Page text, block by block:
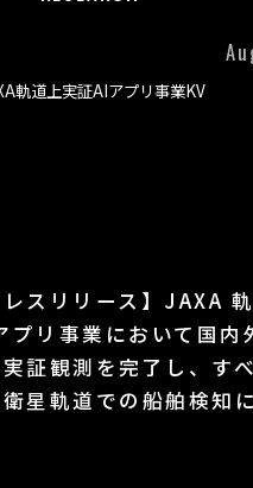
レスリリース】JAXA
プリ事業において国内
証観測を完了し、す
星軌道での船舶検知